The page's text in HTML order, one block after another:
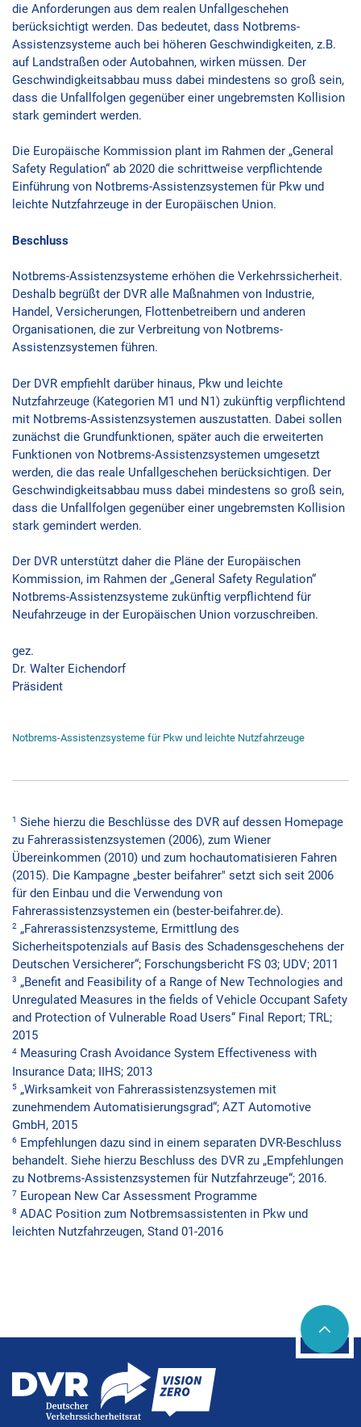
die Anforderungen aus dem realen Unfallgeschehen
berücksichtigt werden. Das bedeutet, dass Notbrems-
Assistenzsysteme auch bei höheren Geschwindigkeiten, z.B.
auf Landstraßen oder Autobahnen, wirken müssen. Der
Geschwindigkeitsabbau muss dabei mindestens so groß sein,
dass die Unfallfolgen gegenüber einer ungebremsten Kollision
stark gemindert werden.
Die Europäische Kommission plant im Rahmen der „General
Safety Regulation“ ab 2020 die schrittweise verpflichtende
Einführung von Notbrems-Assistenzsystemen für Pkw und
leichte Nutzfahrzeuge in der Europäischen Union.
Beschluss
Notbrems-Assistenzsysteme erhöhen die Verkehrssicherheit.
Deshalb begrüßt der DVR alle Maßnahmen von Industrie,
Handel, Versicherungen, Flottenbetreibern und anderen
Organisationen, die zur Verbreitung von Notbrems-
Assistenzsystemen führen.
Der DVR empfiehlt darüber hinaus, Pkw und leichte
Nutzfahrzeuge (Kategorien M1 und N1) zukünftig verpflichtend
mit Notbrems-Assistenzsystemen auszustatten. Dabei sollen
zunächst die Grundfunktionen, später auch die erweiterten
Funktionen von Notbrems-Assistenzsystemen umgesetzt
werden, die das reale Unfallgeschehen berücksichtigen. Der
Geschwindigkeitsabbau muss dabei mindestens so groß sein,
dass die Unfallfolgen gegenüber einer ungebremsten Kollision
stark gemindert werden.
Der DVR unterstützt daher die Pläne der Europäischen
Kommission, im Rahmen der „General Safety Regulation“
Notbrems-Assistenzsysteme zukünftig verpflichtend für
Neufahrzeuge in der Europäischen Union vorzuschreiben.
gez.
Dr. Walter Eichendorf
Präsident
Notbrems-Assistenzsysteme für Pkw und leichte Nutzfahrzeuge
1 Siehe hierzu die Beschlüsse des DVR auf dessen Homepage
zu Fahrerassistenzsystemen (2006), zum Wiener
Übereinkommen (2010) und zum hochautomatisieren Fahren
(2015). Die Kampagne „bester beifahrer" setzt sich seit 2006
für den Einbau und die Verwendung von
Fahrerassistenzsystemen ein (bester-beifahrer.de).
2 „Fahrerassistenzsysteme, Ermittlung des
Sicherheitspotenzials auf Basis des Schadensgeschehens der
Deutschen Versicherer“; Forschungsbericht FS 03; UDV; 2011
3 „Benefit and Feasibility of a Range of New Technologies and
Unregulated Measures in the fields of Vehicle Occupant Safety
and Protection of Vulnerable Road Users“ Final Report; TRL;
2015
4 Measuring Crash Avoidance System Effectiveness with
Insurance Data; IIHS; 2013
5 „Wirksamkeit von Fahrerassistenzsystemen mit
zunehmendem Automatisierungsgrad“; AZT Automotive
GmbH, 2015
6 Empfehlungen dazu sind in einem separaten DVR-Beschluss
behandelt. Siehe hierzu Beschluss des DVR zu „Empfehlungen
zu Notbrems-Assistenzsystemen für Nutzfahrzeuge“; 2016.
7 European New Car Assessment Programme
8 ADAC Position zum Notbremsassistenten in Pkw und
leichten Nutzfahrzeugen, Stand 01-2016